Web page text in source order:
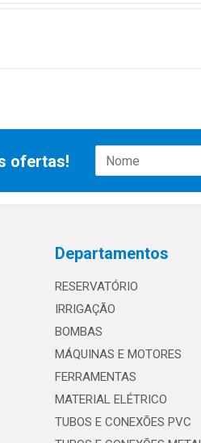
ofertas!
Departamentos
RESERVATÓRIO
IRRIGAÇÃO
BOMBAS
MÁQUINAS E MOTORES
FERRAMENTAS
MATERIAL ELÉTRICO
TUBOS E CONEXÕES PVC